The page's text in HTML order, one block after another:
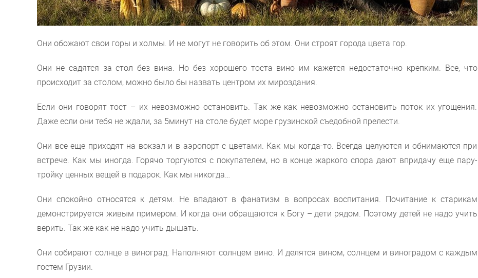
Они обожают свои горы и холмы. И не могут не говорить об этом. Они строят города цвета гор.
Они не садятся за стол без вина. Но без хорошего тоста вино им кажется недостаточно крепким. Все, что
происходит за столом, можно было бы назвать центром их мироздания.
Если они говорят тост – их невозможно остановить. Так же как невозможно остановить поток их угощения.
Даже если они тебя не ждали, за 5минут на столе будет море грузинской съедобной прелести.
Они все еще приходят на вокзал и в аэропорт с цветами. Как мы когда-то. Всегда целуются и обнимаются при
встрече. Как мы иногда. Горячо торгуются с покупателем, но в конце жаркого спора дают впридачу еще пару-
тройку ценных вещей в подарок. Как мы никогда…
Они спокойно относятся к детям. Не впадают в фанатизм в вопросах воспитания. Почитание к старикам
демонстрируется живым примером. И когда они обращаются к Богу – дети рядом. Поэтому детей не надо учить
верить. Так же как не надо учить дышать.
Они собирают солнце в виноград. Наполняют солнцем вино. И делятся вином, солнцем и виноградом с каждым
гостем Грузии.